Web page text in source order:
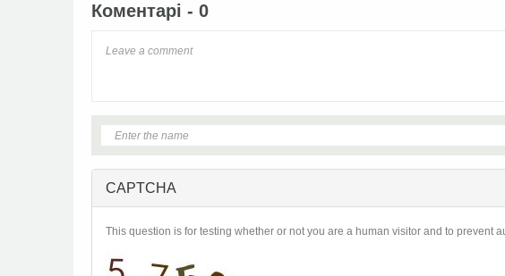
Коментарі - 0
CAPTCHA
This question is for testing whether or not you are a human visitor and to prevent